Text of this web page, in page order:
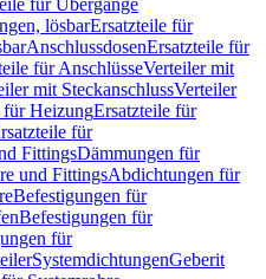
für Übergänge
lösbarErsatzteile für
AnschlussdosenErsatzteile für
für AnschlüsseVerteiler mit
mit SteckanschlussVerteiler
für HeizungErsatzteile für
für
FittingsDämmungen für
und FittingsAbdichtungen für
Befestigungen für
Befestigungen für
für
SystemdichtungenGeberit